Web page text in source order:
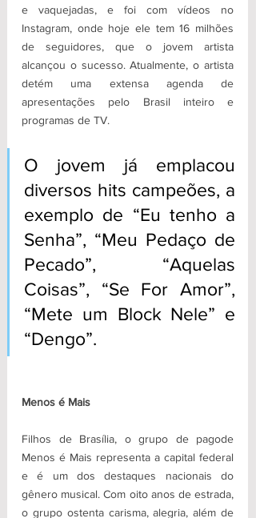
e vaquejadas, e foi com vídeos no
Instagram, onde hoje ele tem 16 milhões
de seguidores, que o jovem artista
alcançou o sucesso. Atualmente, o artista
detém uma extensa agenda de
apresentações pelo Brasil inteiro e
programas de TV.
O jovem já emplacou
diversos hits campeões, a
exemplo de “Eu tenho a
Senha”, “Meu Pedaço de
Pecado”, “Aquelas
Coisas”, “Se For Amor”,
“Mete um Block Nele” e
“Dengo”.
Menos é Mais
Filhos de Brasília, o grupo de pagode
Menos é Mais representa a capital federal
e é um dos destaques nacionais do
gênero musical. Com oito anos de estrada,
o grupo ostenta carisma, alegria, além de